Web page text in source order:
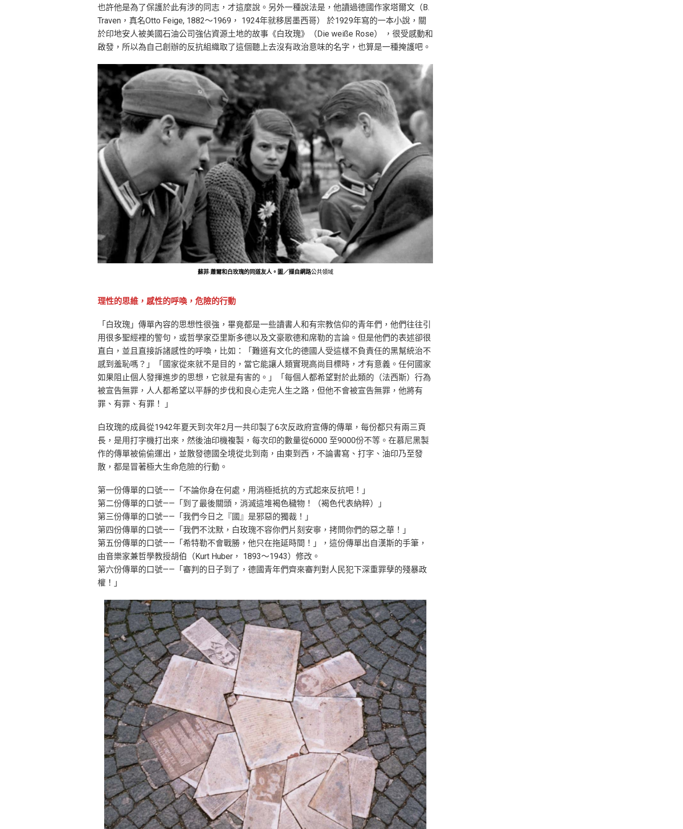
也許他是為了保護於此有涉的同志，才這麼說。另外一種說法是，他讀過德國作家塔爾文（B.
Traven，真名Otto Feige, 1882〜1969， 1924年就移居墨西哥） 於1929年寫的一本小說，關
於印地安人被美國石油公司強佔資源土地的故事《白玫瑰》（Die weiße Rose） ，很受感動和
啟發，所以為自己創辦的反抗組織取了這個聽上去沒有政治意味的名字，也算是一種掩護吧。
蘇菲·蕭爾和白玫瑰的同道友人。圖／擷自網路公共領域
理性的思維，感性的呼喚，危險的行動
「白玫瑰」傳單內容的思想性很強，畢竟都是一些讀書人和有宗教信仰的青年們，他們往往引
用很多聖經裡的警句，或哲學家亞里斯多德以及文豪歌德和席勒的言論。但是他們的表述卻很
直白，並且直接訴諸感性的呼喚，比如：「難道有文化的德國人受這樣不負責任的黑幫統治不
感到羞恥嗎？」「國家從來就不是目的，當它能讓人類實現高尚目標時，才有意義。任何國家
如果阻止個人發揮進步的思想，它就是有害的。」「每個人都希望對於此類的（法西斯）行為
被宣告無罪，人人都希望以平靜的步伐和良心走完人生之路，但他不會被宣告無罪，他將有
罪、有罪、有罪！ 」
白玫瑰的成員從1942年夏天到次年2月一共印製了6次反政府宣傳的傳單，每份都只有兩三頁
長，是用打字機打出來，然後油印機複製，每次印的數量從6000 至9000份不等。在慕尼黑製
作的傳單被偷偷運出，並散發德國全境從北到南，由東到西，不論書寫、打字、油印乃至發
散，都是冒著極大生命危險的行動。
第一份傳單的口號——「不論你身在何處，用消極抵抗的方式起來反抗吧！」
第二份傳單的口號——「到了最後關頭，消滅這堆褐色穢物！（褐色代表納粹）」
第三份傳單的口號——「我們今日之『國』是邪惡的獨裁！」
第四份傳單的口號——「我們不沈默，白玫瑰不容你們片刻安寧，拷問你們的惡之華！」
第五份傳單的口號——「希特勒不會戰勝，他只在拖延時間！」，這份傳單出自漢斯的手筆，
由音樂家兼哲學教授胡伯（Kurt Huber， 1893〜1943）修改。
第六份傳單的口號——「審判的日子到了，德國青年們齊來審判對人民犯下深重罪孽的殘暴政
權！」